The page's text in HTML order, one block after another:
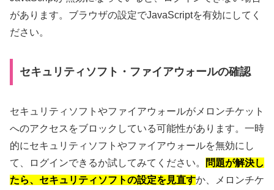
があります。ブラウザの設定でJavaScriptを有効にしてく
ださい。
セキュリティソフト・ファイアウォールの確認
セキュリティソフトやファイアウォールがメロンチケット
へのアクセスをブロックしている可能性があります。一時
的にセキュリティソフトやファイアウォールを無効にし
て、ログインできるか試してみてください。
問題が解決し
たら、セキュリティソフトの設定を見直すか、メロンチケ